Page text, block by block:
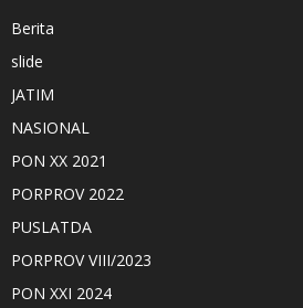
Berita
slide
JATIM
NASIONAL
PON XX 2021
PORPROV 2022
PUSLATDA
PORPROV VIII/2023
PON XXI 2024